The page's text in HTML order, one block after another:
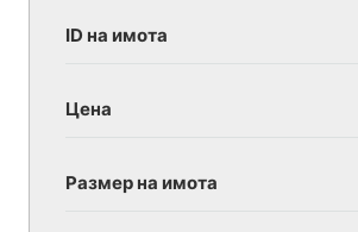
ID на имота
Цена
Размер на имота